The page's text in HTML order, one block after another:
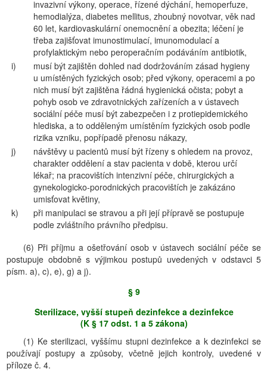
invazivní výkony, operace, řízené dýchání, hemoperfuze,
hemodialýza, diabetes mellitus, zhoubný novotvar, věk nad
60 let, kardiovaskulární onemocnění a obezita; léčení je
třeba zajišťovat imunostimulací, imunomodulací a
profylaktickým nebo peroperačním podáváním antibiotik,
i)
musí být zajištěn dohled nad dodržováním zásad hygieny
u umístěných fyzických osob; před výkony, operacemi a po
nich musí být zajištěna řádná hygienická očista; pobyt a
pohyb osob ve zdravotnických zařízeních a v ústavech
sociální péče musí být zabezpečen i z protiepidemického
hlediska, a to odděleným umístěním fyzických osob podle
rizika vzniku, popřípadě přenosu nákazy,
j)
návštěvy u pacientů musí být řízeny s ohledem na provoz,
charakter oddělení a stav pacienta v době, kterou určí
lékař; na pracovištích intenzivní péče, chirurgických a
gynekologicko-porodnických pracovištích je zakázáno
umisťovat květiny,
k)
při manipulaci se stravou a při její přípravě se postupuje
podle zvláštního právního předpisu.
(6) Při příjmu a ošetřování osob v ústavech sociální péče se
postupuje obdobně s výjimkou postupů uvedených v odstavci 5
písm. a), c), e), g) a j).
§ 9
Sterilizace, vyšší stupeň dezinfekce a dezinfekce
(K § 17 odst. 1 a 5 zákona)
(1) Ke sterilizaci, vyššímu stupni dezinfekce a k dezinfekci se
používají postupy a způsoby, včetně jejich kontroly, uvedené v
příloze č. 4.